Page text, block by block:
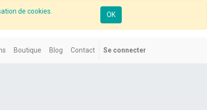
de cookies. OK
Boutique Blog Contact Se connecter